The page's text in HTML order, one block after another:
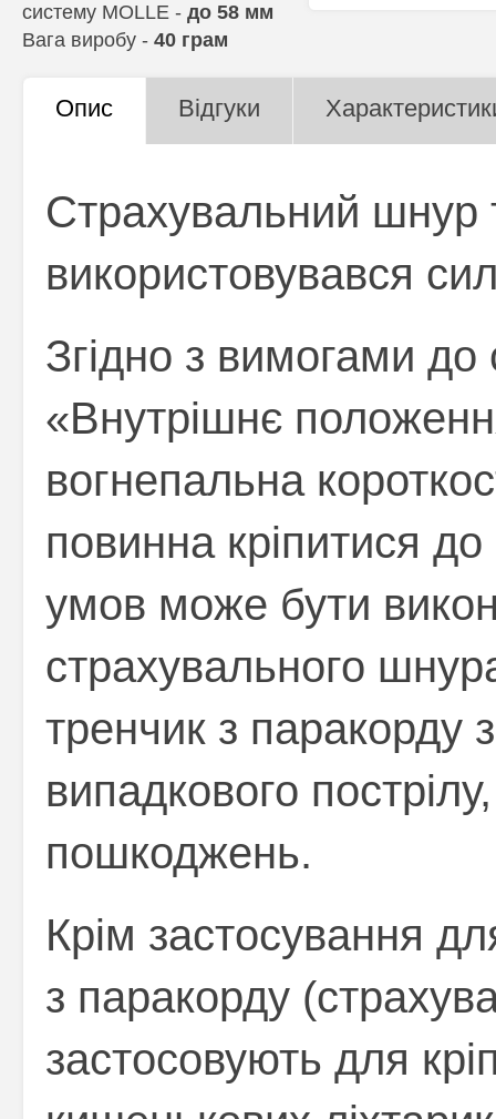
систему MOLLE - до 58 мм
Вага виробу - 40 грам
Опис Відгуки
Страхувальний шнур
використовувався
Згідно з вимогами до
«Внутрішнє
вогнепальна
повинна кріпитися
умов може бути
страхувального
тренчик з паракорду
випадкового
пошкоджень.
Крім застосування
з паракорду
застосовують для